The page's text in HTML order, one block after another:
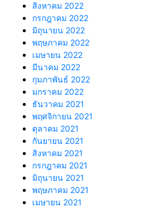
สิงหาคม 2022
กรกฎาคม 2022
มิถุนายน 2022
พฤษภาคม 2022
เมษายน 2022
มีนาคม 2022
กุมภาพันธ์ 2022
มกราคม 2022
ธันวาคม 2021
พฤศจิกายน 2021
ตุลาคม 2021
กันยายน 2021
สิงหาคม 2021
กรกฎาคม 2021
มิถุนายน 2021
พฤษภาคม 2021
เมษายน 2021